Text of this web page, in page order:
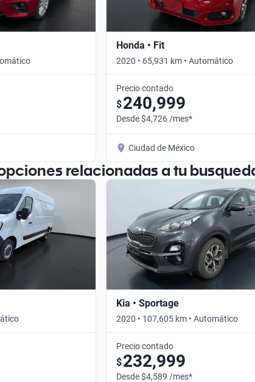
Honda • Fit
2020 • 65,931 km • Automático
Precio contado
$240,999
Desde $4,726 /mes*
Ciudad de México
relacionadas a tu
Kia • Sportage
2020 • 107,605 km • Automático
Precio contado
$232,999
Desde $4,589 /mes*